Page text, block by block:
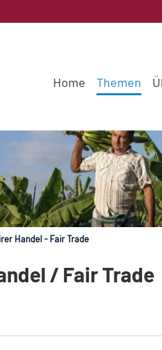
Home Themen
Handel - Fair Trade
/ Fair Trade